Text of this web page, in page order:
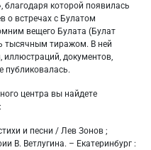
благодаря которой появилась
о встречах с Булатом
вещего Булата (Булат
тысячным тиражом. В ней
иллюстраций, документов,
публиковалась.
центра вы найдете
и песни / Лев Зонов ;
В. Ветлугина. – Екатеринбург :